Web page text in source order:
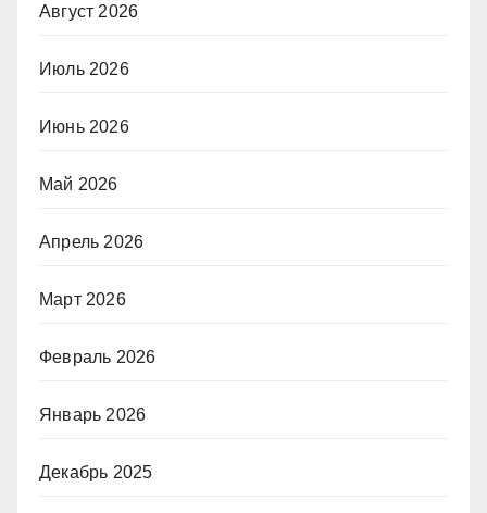
Август 2026
Июль 2026
Июнь 2026
Май 2026
Апрель 2026
Март 2026
Февраль 2026
Январь 2026
Декабрь 2025